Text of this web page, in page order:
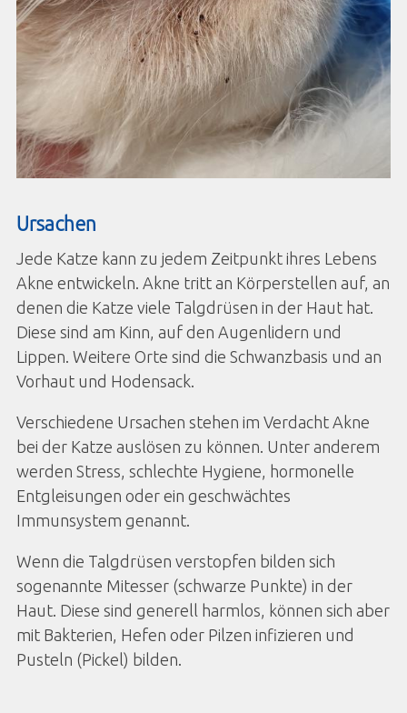
Ursachen
Jede Katze kann zu jedem Zeitpunkt ihres Lebens
Akne entwickeln. Akne tritt an Körperstellen auf, an
denen die Katze viele Talgdrüsen in der Haut hat.
Diese sind am Kinn, auf den Augenlidern und
Lippen. Weitere Orte sind die Schwanzbasis und an
Vorhaut und Hodensack.
Verschiedene Ursachen stehen im Verdacht Akne
bei der Katze auslösen zu können. Unter anderem
werden Stress, schlechte Hygiene, hormonelle
Entgleisungen oder ein geschwächtes
Immunsystem genannt.
Wenn die Talgdrüsen verstopfen bilden sich
sogenannte Mitesser (schwarze Punkte) in der
Haut. Diese sind generell harmlos, können sich aber
mit Bakterien, Hefen oder Pilzen infizieren und
Pusteln (Pickel) bilden.